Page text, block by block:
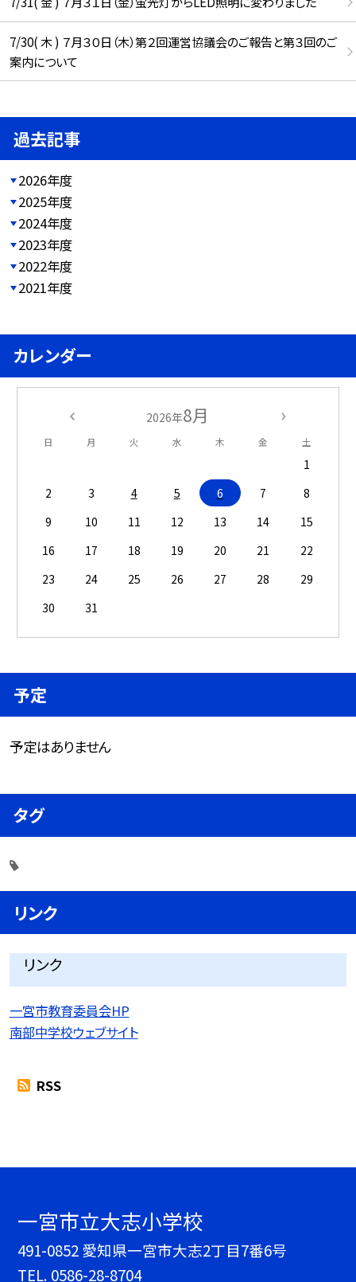
7/30( 木 ) ７月３０日（木）第２回運営協議会のご報告と第３回のご
案内について
過去記事
2026年度
2025年度
2024年度
2023年度
2022年度
2021年度
カレンダー
2026年8月
日 月 火 水 木 金 土
1
2
3 4 5 6 7
8
9
10 11 12 13 14
15
16
17 18 19 20 21
22
23
24 25 26 27 28
29
30
31
予定
予定はありません
タグ
リンク
リンク
一宮市教育委員会HP
南部中学校ウェブサイト
RSS
一宮市立大志小学校
491-0852 愛知県一宮市大志2丁目7番6号
TEL. 0586-28-8704